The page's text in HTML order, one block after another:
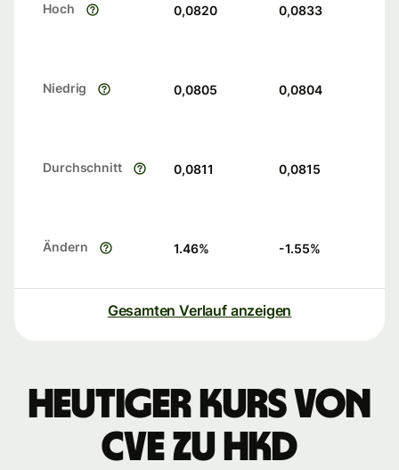
Hoch 0,0820 0,0833
Niedrig 0,0805 0,0804
Durchschnitt 0,0811 0,0815
Ändern 1.46% -1.55%
Gesamten Verlauf anzeigen
Heutiger Kurs von
CVE zu HKD